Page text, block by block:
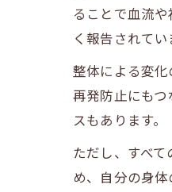
ることで血流
く報告されてい
整体による変
再発防止にも
スもあります。
ただし、すべ
め、自分の身